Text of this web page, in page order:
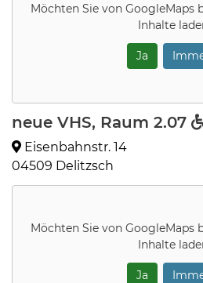
Möchten Sie von GoogleMaps
Inhalte
Ja
neue VHS, Raum 2.07
Eisenbahnstr. 14
04509 Delitzsch
Möchten Sie von GoogleMaps
Inhalte
Ja